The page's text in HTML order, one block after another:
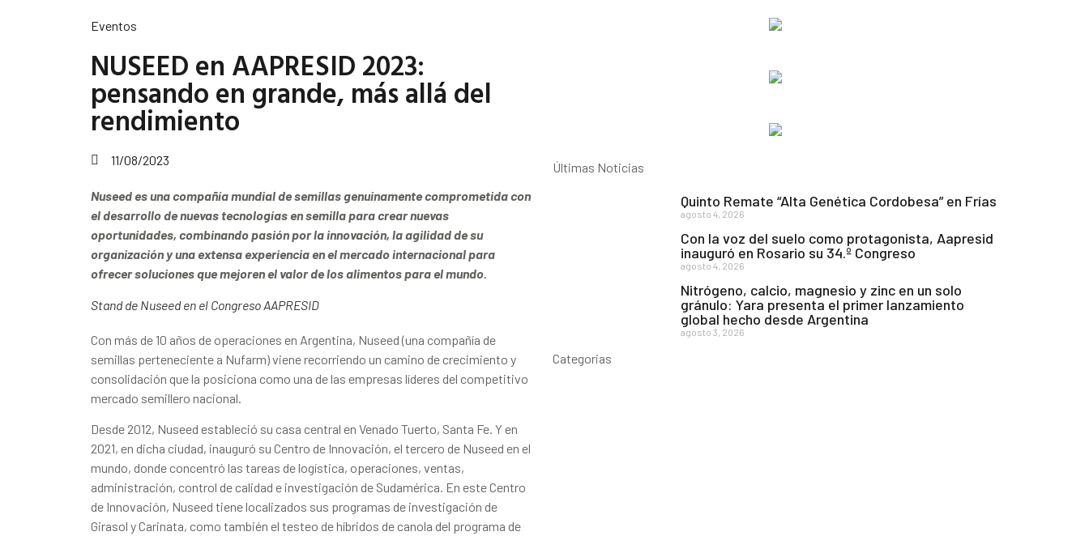
Eventos
NUSEED en AAPRESID 2023:
pensando en grande, más allá del
rendimiento
11/08/2023
Nuseed es una compañía mundial de semillas genuinamente comprometida con
el desarrollo de nuevas tecnologías en semilla para crear nuevas
oportunidades, combinando pasión por la innovación, la agilidad de su
organización y una extensa experiencia en el mercado internacional para
ofrecer soluciones que mejoren el valor de los alimentos para el mundo.
Stand de Nuseed en el Congreso AAPRESID
Con más de 10 años de operaciones en Argentina, Nuseed (una compañía de
semillas perteneciente a Nufarm) viene recorriendo un camino de crecimiento y
consolidación que la posiciona como una de las empresas líderes del competitivo
mercado semillero nacional.
Desde 2012, Nuseed estableció su casa central en Venado Tuerto, Santa Fe. Y en
2021, en dicha ciudad, inauguró su Centro de Innovación, el tercero de Nuseed en el
mundo, donde concentró las tareas de logística, operaciones, ventas,
administración, control de calidad e investigación de Sudamérica. En este Centro
de Innovación, Nuseed tiene localizados sus programas de investigación de
Girasol y Carinata, como también el testeo de híbridos de canola del programa de
Últimas Noticias
Quinto Remate “Alta Genética Cordobesa” en Frías
agosto 4, 2026
Con la voz del suelo como protagonista, Aapresid
inauguró en Rosario su 34.º Congreso
agosto 4, 2026
Nitrógeno, calcio, magnesio y zinc en un solo
gránulo: Yara presenta el primer lanzamiento
global hecho desde Argentina
agosto 3, 2026
Categorias